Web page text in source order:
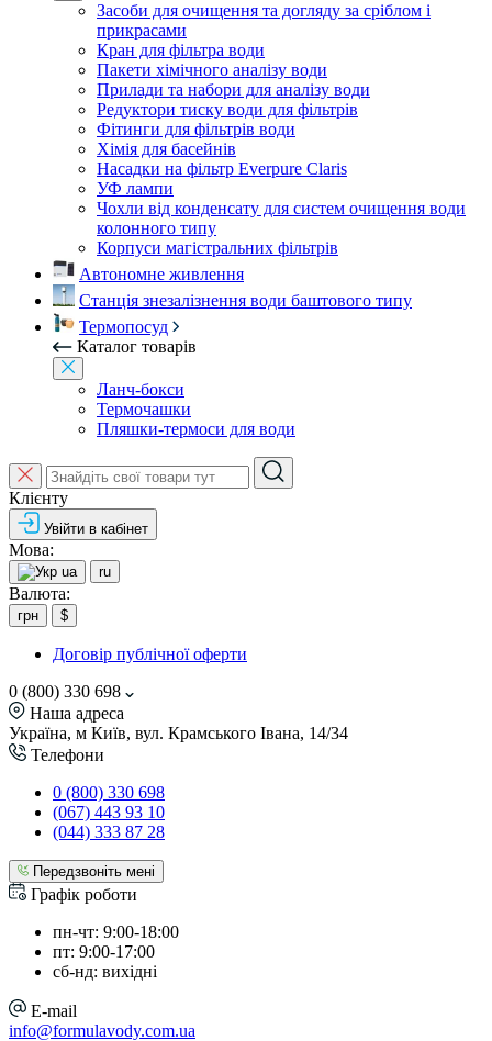
Засоби для очищення та догляду за сріблом і
прикрасами
Кран для фільтра води
Пакети хімічного аналізу води
Прилади та набори для аналізу води
Редуктори тиску води для фільтрів
Фітинги для фільтрів води
Хімія для басейнів
Насадки на фільтр Everpure Claris
УФ лампи
Чохли від конденсату для систем очищення води
колонного типу
Корпуси магістральних фільтрів
Автономне живлення
Станція знезалізнення води баштового типу
Термопосуд
Каталог товарів
Ланч-бокси
Термочашки
Пляшки-термоси для води
Клієнту
Увійти в кабінет
Мова:
ua ru
Валюта:
грн $
Договір публічної оферти
0 (800) 330 698
Наша адреса
Україна, м Київ, вул. Крамського Івана, 14/34
Телефони
0 (800) 330 698
(067) 443 93 10
(044) 333 87 28
Передзвоніть мені
Графік роботи
пн-чт: 9:00-18:00
пт: 9:00-17:00
сб-нд: вихідні
E-mail
info@formulavody.com.ua